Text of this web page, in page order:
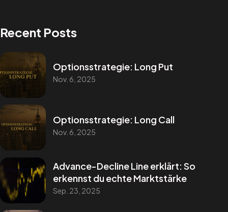
Recent Posts
Optionsstrategie: Long Put
Nov. 6, 2025
Optionsstrategie: Long Call
Nov. 6, 2025
Advance-Decline Line erklärt: So
erkennst du echte Marktstärke
Sep. 23, 2025